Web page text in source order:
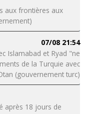
aux frontières aux
07/08 21:54
Islamabad et Ryad "ne
de la Turquie avec
(gouvernement turc)
après 18 jours de